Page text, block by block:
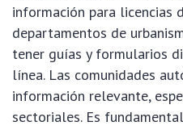
información para licencias
departamentos de
tener guías y formularios
línea. Las comunidades
información relevante,
sectoriales. Es